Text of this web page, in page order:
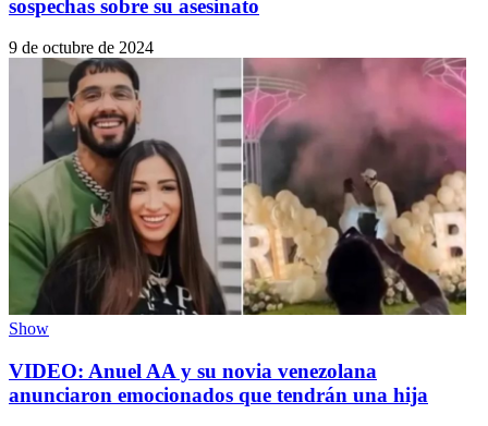
sospechas sobre su asesinato
9 de octubre de 2024
Show
VIDEO: Anuel AA y su novia venezolana
anunciaron emocionados que tendrán una hija